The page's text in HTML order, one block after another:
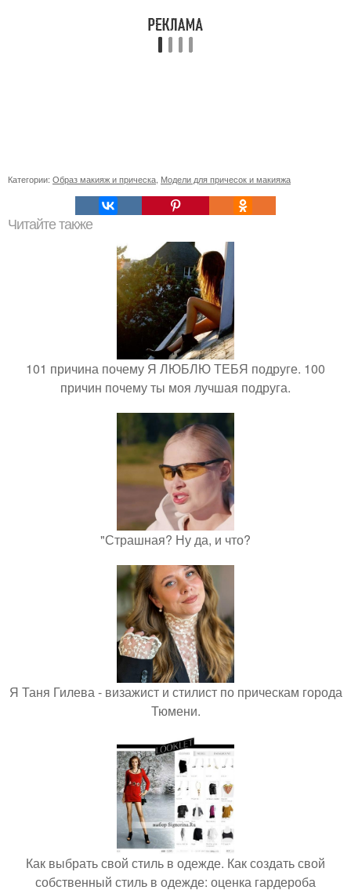
Категории: Образ макияж и прическа Модели для причесок и макияжа
Читайте также
101 причина почему Я ЛЮБЛЮ ТЕБЯ подруге. 100
причин почему ты моя лучшая подруга.
"Страшная? Ну да, и что?
Я Таня Гилева - визажист и стилист по прическам города
Тюмени.
Как выбрать свой стиль в одежде. Как создать свой
собственный стиль в одежде: оценка гардероба